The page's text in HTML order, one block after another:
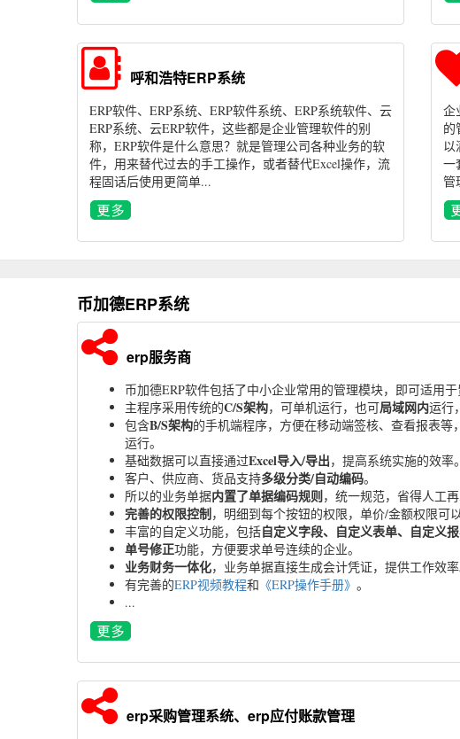
呼和浩特ERP系统
ERP软件、ERP系统、ERP软件系统、ERP系统软件、云
ERP系统、云ERP软件，这些都是企业管理软件的别
称，ERP软件是什么意思？就是管理公司各种业务的软
件，用来替代过去的手工操作，或者替代Excel操作，流
程固话后使用更简单...
企
的
以
一
管
币加德ERP系统
erp服务商
币加德ERP软件包括了中小企业常用的管理模块，即可适用
主程序采用传统的C/S架构，可单机运行，也可局域网内运行
包含B/S架构的手机端程序，方便在移动端签核、查看报表等
运行。
基础数据可以直接通过Excel导入/导出，提高系统实施的效率。
客户、供应商、货品支持多级分类/自动编码。
所以的业务单据内置了单据编码规则，统一规范，省得人工再
完善的权限控制，明细到每个按钮的权限，单价/金额权限可
丰富的自定义功能，包括自定义字段、自定义表单、自定义
单号修正功能，方便要求单号连续的企业。
业务财务一体化，业务单据直接生成会计凭证，提供工作效率
有完善的ERP视频教程和 《ERP操作手册》 。
...
erp采购管理系统、erp应付账款管理